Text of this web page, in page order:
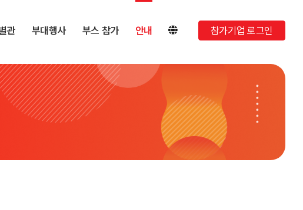
관 부대행사 부스 참가 안내 참가기업 로그인